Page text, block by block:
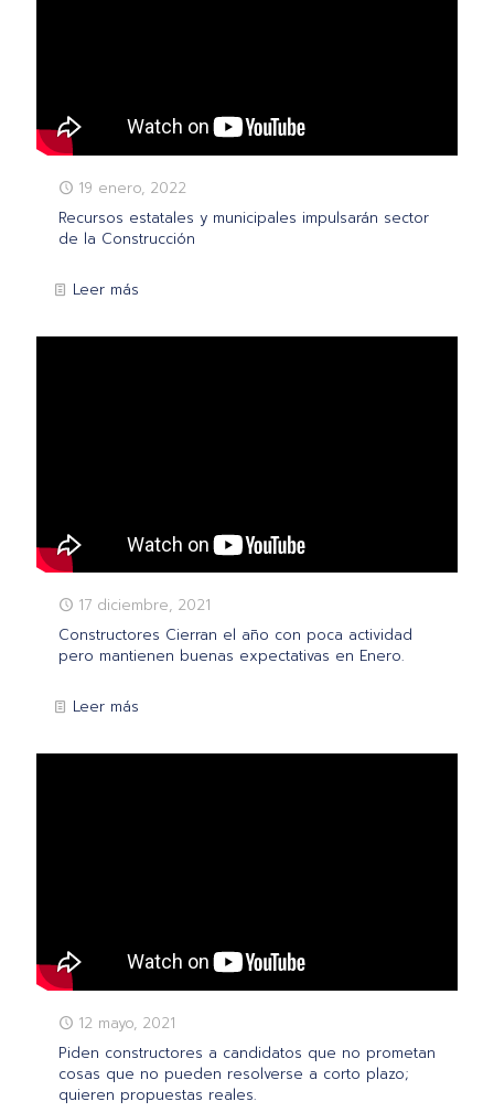
19 enero, 2022
Recursos estatales y municipales impulsarán sector
de la Construcción
Leer más
17 diciembre, 2021
Constructores Cierran el año con poca actividad
pero mantienen buenas expectativas en Enero.
Leer más
12 mayo, 2021
Piden constructores a candidatos que no prometan
cosas que no pueden resolverse a corto plazo;
quieren propuestas reales.